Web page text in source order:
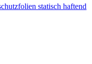
statisch haftend